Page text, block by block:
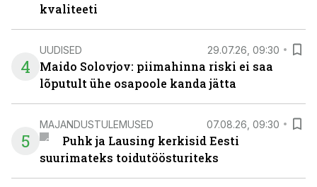
kvaliteeti
4
UUDISED 29.07.26, 09:30
Maido Solovjov: piimahinna riski ei saa
lõputult ühe osapoole kanda jätta
5
MAJANDUSTULEMUSED 07.08.26, 09:30
Puhk ja Lausing kerkisid Eesti
suurimateks toidutöösturiteks